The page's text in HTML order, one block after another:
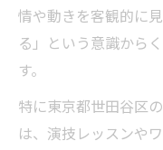
情や動きを客観的に
る」という意識から
す。
特に東京都世田谷区
は、演技レッスンや